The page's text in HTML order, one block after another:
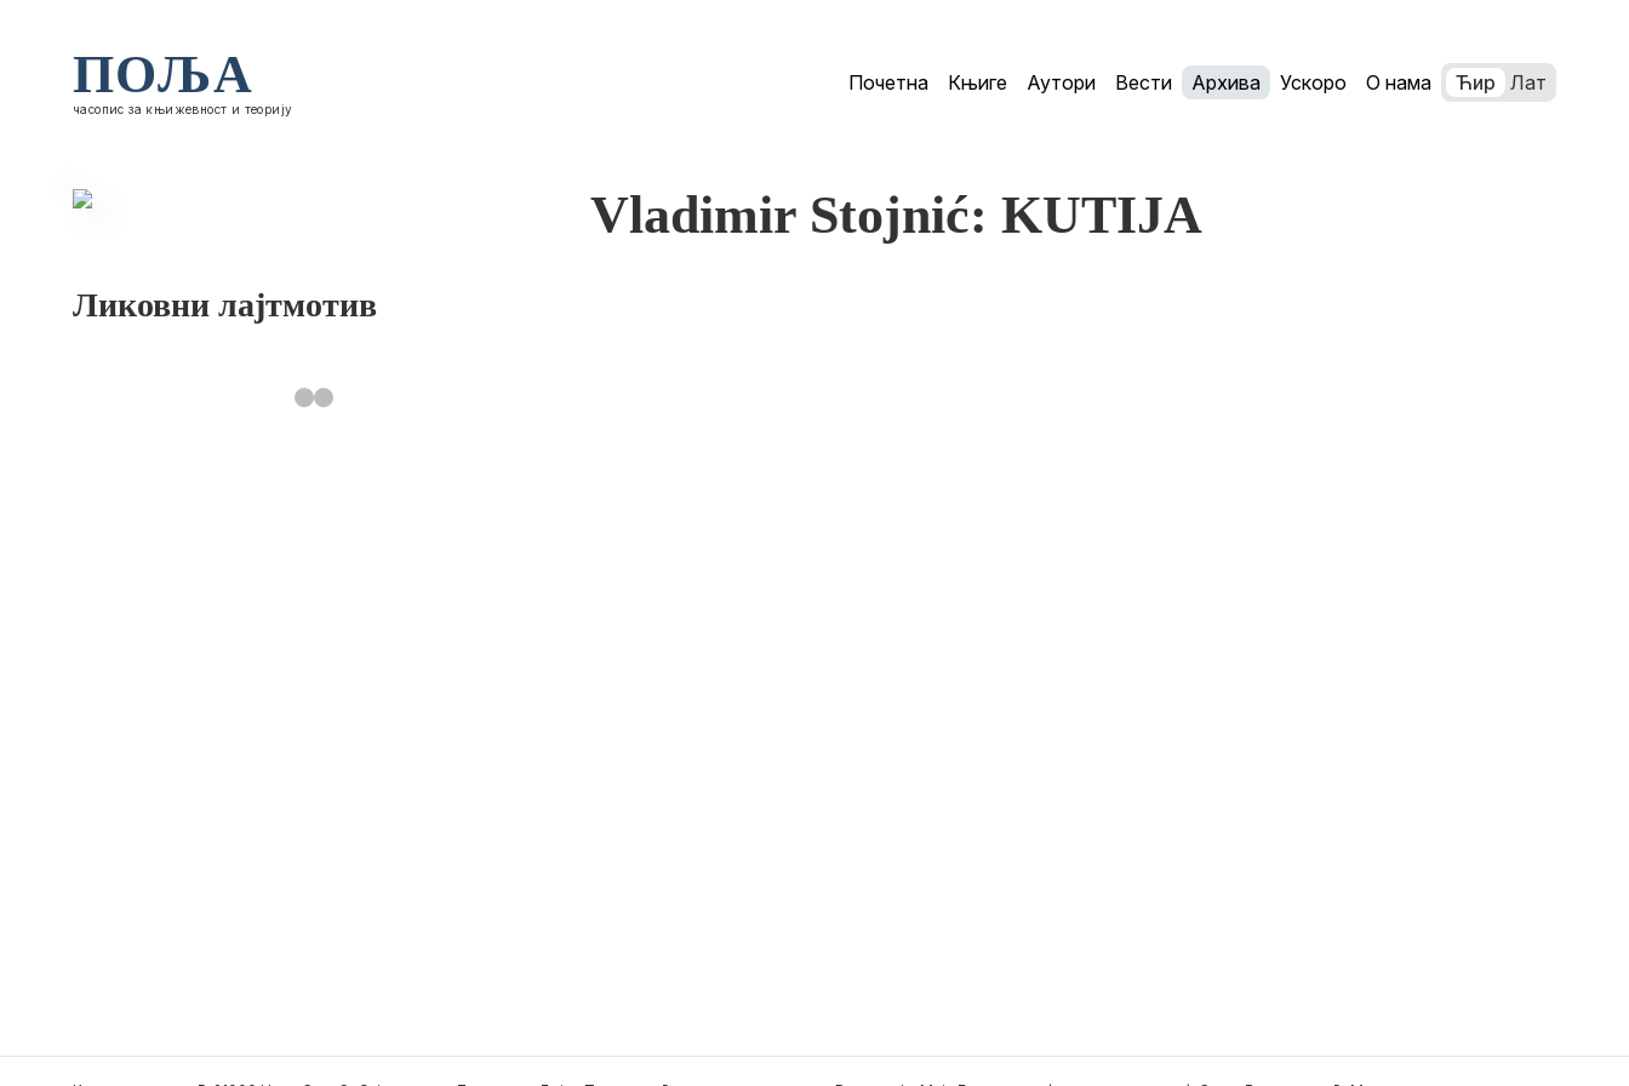
ПОЉА
часопис за књижевност и теорију
Почетна Књиге Аутори Вести Архива Ускоро О нама Ћир Лат
Ликовни лајтмотив
Vladimir Stojnić: KUTIJA